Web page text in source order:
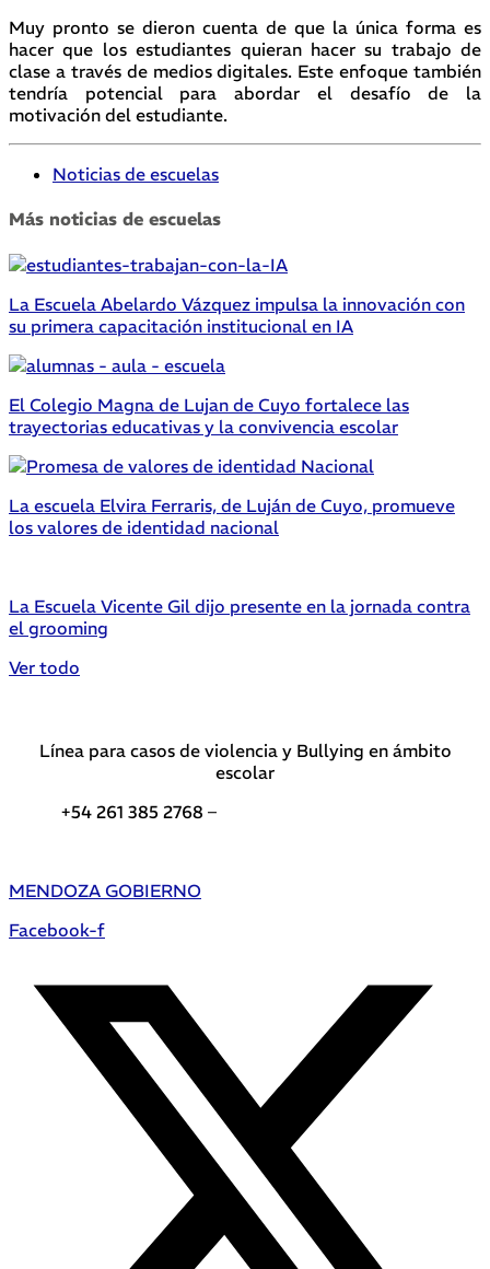
Muy pronto se dieron cuenta de que la única forma es
hacer que los estudiantes quieran hacer su trabajo de
clase a través de medios digitales. Este enfoque también
tendría potencial para abordar el desafío de la
motivación del estudiante.
Noticias de escuelas
Más noticias de escuelas
La Escuela Abelardo Vázquez impulsa la innovación con
su primera capacitación institucional en IA
El Colegio Magna de Lujan de Cuyo fortalece las
trayectorias educativas y la convivencia escolar
La escuela Elvira Ferraris, de Luján de Cuyo, promueve
los valores de identidad nacional
La Escuela Vicente Gil dijo presente en la jornada contra
el grooming
Ver todo
Línea para casos de violencia y Bullying en ámbito
escolar
+54 261 385 2768 –
MENDOZA GOBIERNO
Facebook-f